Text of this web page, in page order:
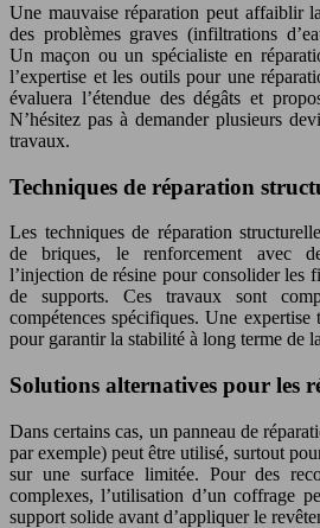
Une mauvaise réparation peut affaiblir
des problèmes graves (infiltrations
Un maçon ou un spécialiste en
l’expertise et les outils pour une
évaluera l’étendue des dégâts et
N’hésitez pas à demander plusieurs
travaux.
Techniques de réparation
Les techniques de réparation
de briques, le renforcement avec
l’injection de résine pour consolider les
de supports. Ces travaux sont
compétences spécifiques. Une expertise
pour garantir la stabilité à long terme de
Solutions alternatives pour les
Dans certains cas, un panneau de
par exemple) peut être utilisé, surtout
sur une surface limitée. Pour des
complexes, l’utilisation d’un coffrage
support solide avant d’appliquer le